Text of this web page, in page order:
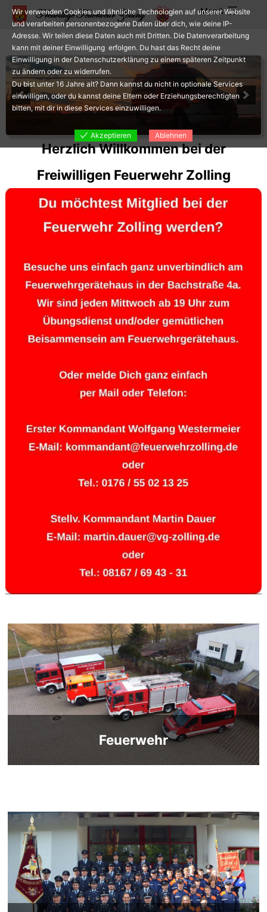
Zum
Inhalt
springen
Menü
Herzlich Willkommen bei der
Freiwilligen Feuerwehr Zolling
Feuerwehr
Wir verwenden Cookies und ähnliche Technologien auf unserer Website
und verarbeiten personenbezogene Daten über dich, wie deine IP-
Adresse. Wir teilen diese Daten auch mit Dritten. Die Datenverarbeitung
kann mit deiner Einwilligung erfolgen. Du hast das Recht deine
Einwilligung in der Datenschutzerklärung zu einem späteren Zeitpunkt
zu ändern oder zu widerrufen.
Du bist unter 16 Jahre alt? Dann kannst du nicht in optionale Services
einwilligen, oder du kannst deine Eltern oder Erziehungsberechtigten
bitten, mit dir in diese Services einzuwilligen.
Akzeptieren
Ablehnen